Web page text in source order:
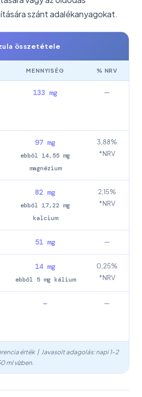
szánt adalékanyagokat.
összetétele
MENNYISÉG % NRV
133 mg —
97 mg
ebből 14,55 mg
magnézium
3,88%
*NRV
82 mg
ebből 17,22 mg
kalcium
2,15%
*NRV
51 mg —
14 mg
ebből 5 mg kálium
0,25%
*NRV
— —
érték | Javasolt adagolás: napi 1–2
ml vízben.